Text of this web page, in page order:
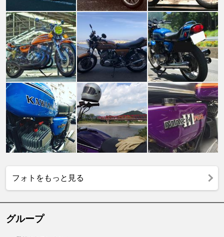
フォトをもっと見る
グループ